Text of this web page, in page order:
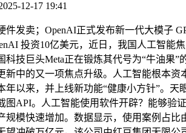
12-17 19:41
卖；OpenAI正式发布新一代大模子
投资10亿美元，近日，我国人工智
技巨头Meta正在锻炼其代号为“牛油果
新中的又一项焦点升级。人工智能根本
年以来，并上线新功能“健康小方针”。
图API。人工智能使用软件开辟？能够
模快速增加。数据显示，使用案例占比